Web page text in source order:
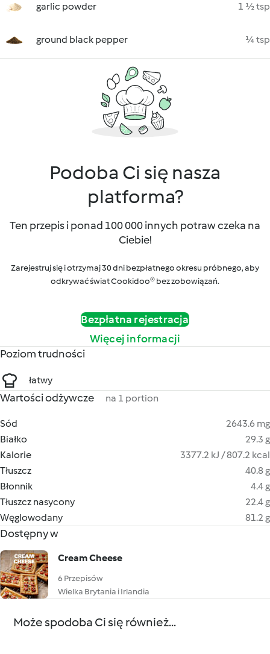
garlic powder 1 ½ tsp
ground black pepper ¼ tsp
Podoba Ci się nasza
platforma?
Ten przepis i ponad 100 000 innych potraw czeka na
Ciebie!
Zarejestruj się i otrzymaj 30 dni bezpłatnego okresu próbnego, aby
odkrywać świat Cookidoo® bez zobowiązań.
Bezpłatna rejestracja
Więcej informacji
Poziom trudności
łatwy
Wartości odżywcze na 1 portion
Sód
2643.6 mg
Białko
29.3 g
Kalorie
3377.2 kJ / 807.2 kcal
Tłuszcz
40.8 g
Błonnik
4.4 g
Tłuszcz nasycony
22.4 g
Węglowodany
81.2 g
Dostępny w
Cream Cheese
6 Przepisów
Wielka Brytania i Irlandia
Może spodoba Ci się również...